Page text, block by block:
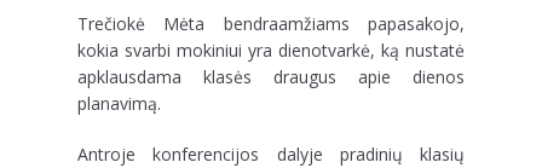
Trečiokė Mėta bendraamžiams papasakojo,
kokia svarbi mokiniui yra dienotvarkė, ką nustatė
apklausdama klasės draugus apie dienos
planavimą.
Antroje konferencijos dalyje pradinių klasių